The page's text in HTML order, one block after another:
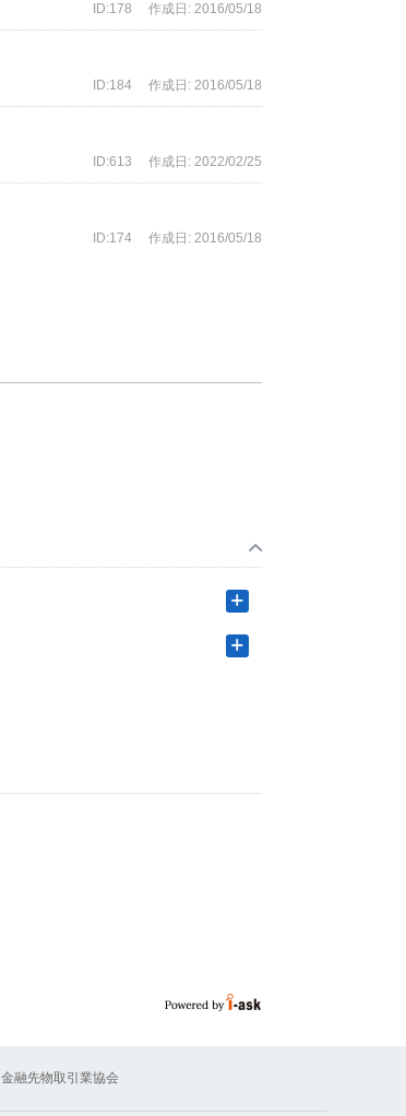
ID:178 作成日: 2016/05/18
ID:184 作成日: 2016/05/18
ID:613 作成日: 2022/02/25
ID:174 作成日: 2016/05/18
金融先物取引業協会